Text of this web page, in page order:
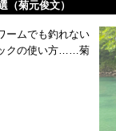
（菊元俊文）
ームでも釣れない
クの使い方……菊